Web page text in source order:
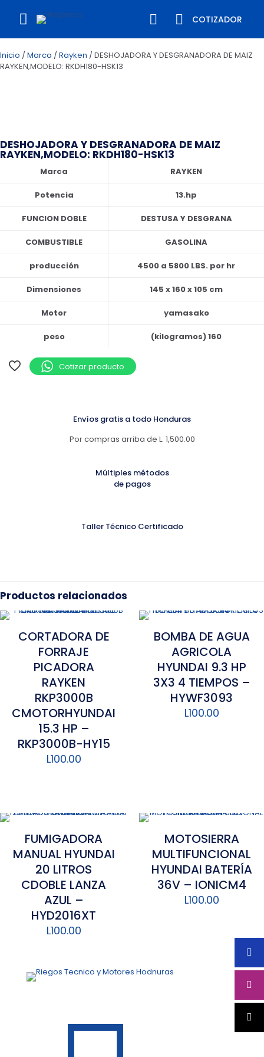
COTIZADOR
Inicio /Marca /Rayken / DESHOJADORA Y DESGRANADORA DE MAIZ
RAYKEN,MODELO: RKDH180-HSK13
DESHOJADORA Y DESGRANADORA DE MAIZ
RAYKEN,MODELO: RKDH180-HSK13
Marca RAYKEN
Potencia 13.hp
FUNCION DOBLE DESTUSA Y DESGRANA
COMBUSTIBLE GASOLINA
producción 4500 a 5800 LBS. por hr
Dimensiones 145 x 160 x 105 cm
Motor yamasako
peso (kilogramos) 160
Cotizar producto
Envíos gratis a todo Honduras
Por compras arriba de L. 1,500.00
Múltiples métodos
de pagos
Taller Técnico Certificado
Productos relacionados
CORTADORA DE
FORRAJE
PICADORA
RAYKEN
RKP3000B
CMOTORHYUNDAI
15.3 HP –
RKP3000B-HY15
L100.00
BOMBA DE AGUA
AGRICOLA
HYUNDAI 9.3 HP
3X3 4 TIEMPOS –
HYWF3093
L100.00
FUMIGADORA
MANUAL HYUNDAI
20 LITROS
CDOBLE LANZA
AZUL –
HYD2016XT
L100.00
MOTOSIERRA
MULTIFUNCIONAL
HYUNDAI BATERÍA
36V – IONICM4
L100.00